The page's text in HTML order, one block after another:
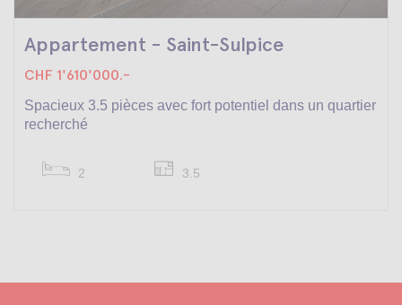
Appartement - Saint-Sulpice
CHF 1'610'000.-
Spacieux 3.5 pièces avec fort potentiel dans un quartier
recherché
2 3.5